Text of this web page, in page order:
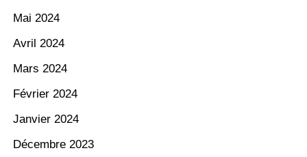
Mai 2024
Avril 2024
Mars 2024
Février 2024
Janvier 2024
Décembre 2023